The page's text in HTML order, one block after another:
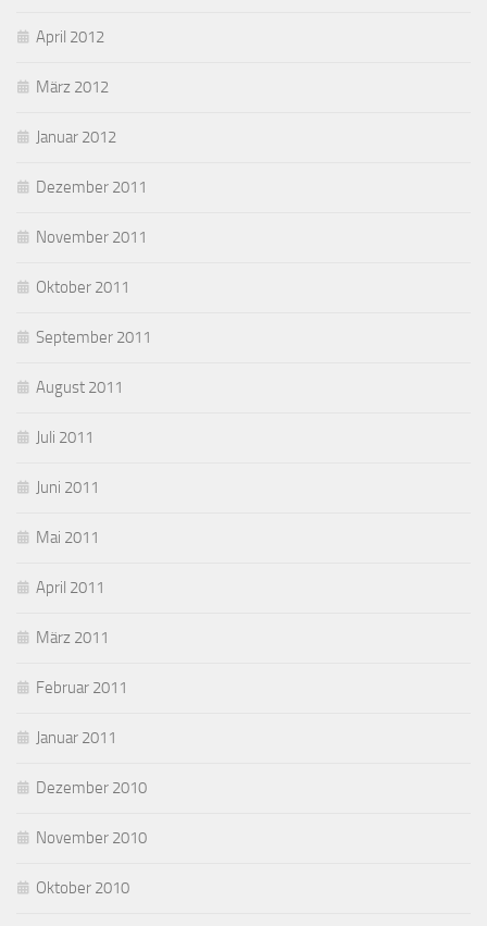
April 2012
März 2012
Januar 2012
Dezember 2011
November 2011
Oktober 2011
September 2011
August 2011
Juli 2011
Juni 2011
Mai 2011
April 2011
März 2011
Februar 2011
Januar 2011
Dezember 2010
November 2010
Oktober 2010